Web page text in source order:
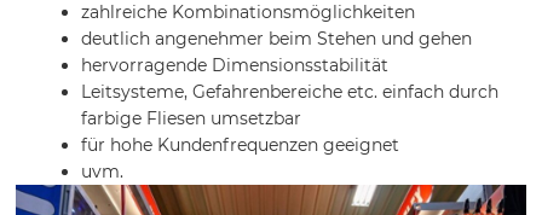
zahlreiche Kombinationsmöglichkeiten
deutlich angenehmer beim Stehen und gehen
hervorragende Dimensionsstabilität
Leitsysteme, Gefahrenbereiche etc. einfach durch
farbige Fliesen umsetzbar
für hohe Kundenfrequenzen geeignet
uvm.